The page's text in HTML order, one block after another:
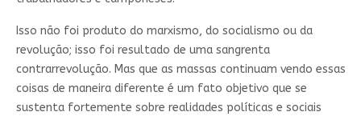
Isso não foi produto do marxismo, do socialismo ou da
revolução; isso foi resultado de uma sangrenta
contrarrevolução. Mas que as massas continuam vendo essas
coisas de maneira diferente é um fato objetivo que se
sustenta fortemente sobre realidades políticas e sociais